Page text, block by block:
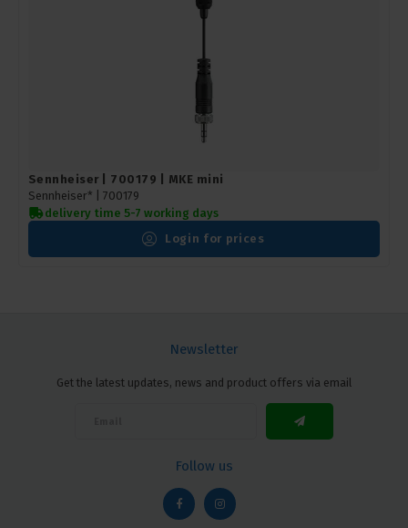
Sennheiser | 700179 | MKE mini
Sennheiser* | 700179
delivery time 5-7 working days
Login for prices
Newsletter
Get the latest updates, news and product offers via email
Follow us